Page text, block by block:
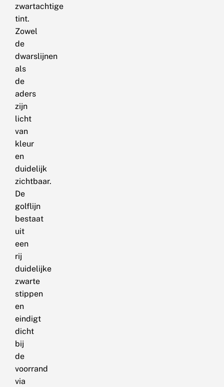
zwartachtige
tint.
Zowel
de
dwarslijnen
als
de
aders
zijn
licht
van
kleur
en
duidelijk
zichtbaar.
De
golflijn
bestaat
uit
een
rij
duidelijke
zwarte
stippen
en
eindigt
dicht
bij
de
voorrand
via